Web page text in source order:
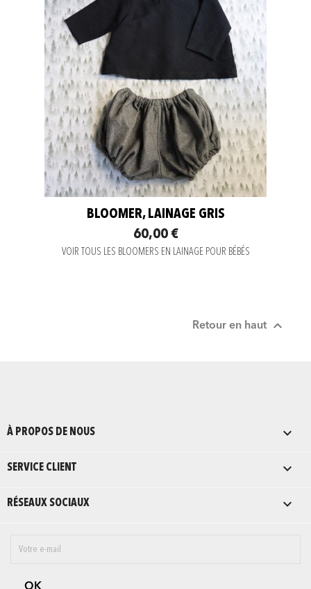
BLOOMER, LAINAGE GRIS
60,00 €
VOIR TOUS LES BLOOMERS EN LAINAGE POUR BÉBÉS
Retour en haut 
À PROPOS DE NOUS 
SERVICE CLIENT 
RÉSEAUX SOCIAUX 